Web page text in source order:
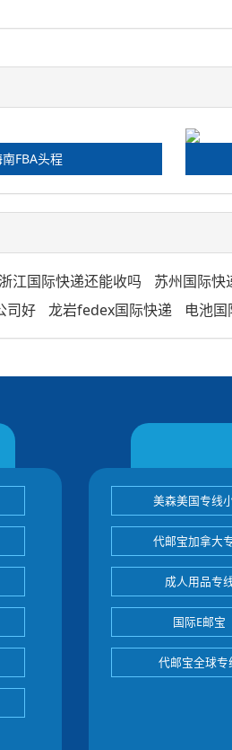
FBA头程
浙江国际快递还能收吗 苏州国际快
司好 龙岩fedex国际快递 电池
美森美国专线
代邮宝加拿大
成人用品专
国际E邮宝
代邮宝全球专